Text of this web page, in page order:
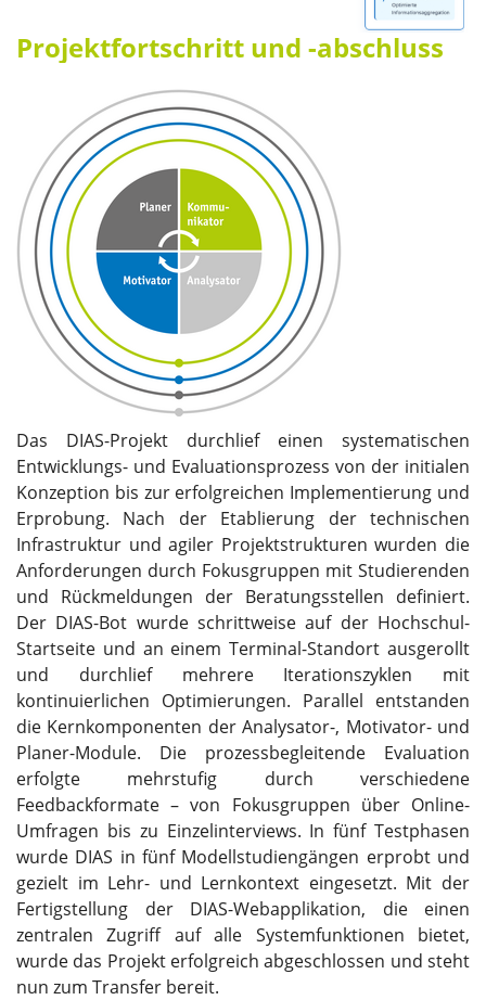
Projektfortschritt und -abschluss
Das DIAS-Projekt durchlief einen systematischen
Entwicklungs- und Evaluationsprozess von der initialen
Konzeption bis zur erfolgreichen Implementierung und
Erprobung. Nach der Etablierung der technischen
Infrastruktur und agiler Projektstrukturen wurden die
Anforderungen durch Fokusgruppen mit Studierenden
und Rückmeldungen der Beratungsstellen definiert.
Der DIAS-Bot wurde schrittweise auf der Hochschul-
Startseite und an einem Terminal-Standort ausgerollt
und durchlief mehrere Iterationszyklen mit
kontinuierlichen Optimierungen. Parallel entstanden
die Kernkomponenten der Analysator-, Motivator- und
Planer-Module. Die prozessbegleitende Evaluation
erfolgte mehrstufig durch verschiedene
Feedbackformate – von Fokusgruppen über Online-
Umfragen bis zu Einzelinterviews. In fünf Testphasen
wurde DIAS in fünf Modellstudiengängen erprobt und
gezielt im Lehr- und Lernkontext eingesetzt. Mit der
Fertigstellung der DIAS-Webapplikation, die einen
zentralen Zugriff auf alle Systemfunktionen bietet,
wurde das Projekt erfolgreich abgeschlossen und steht
nun zum Transfer bereit.